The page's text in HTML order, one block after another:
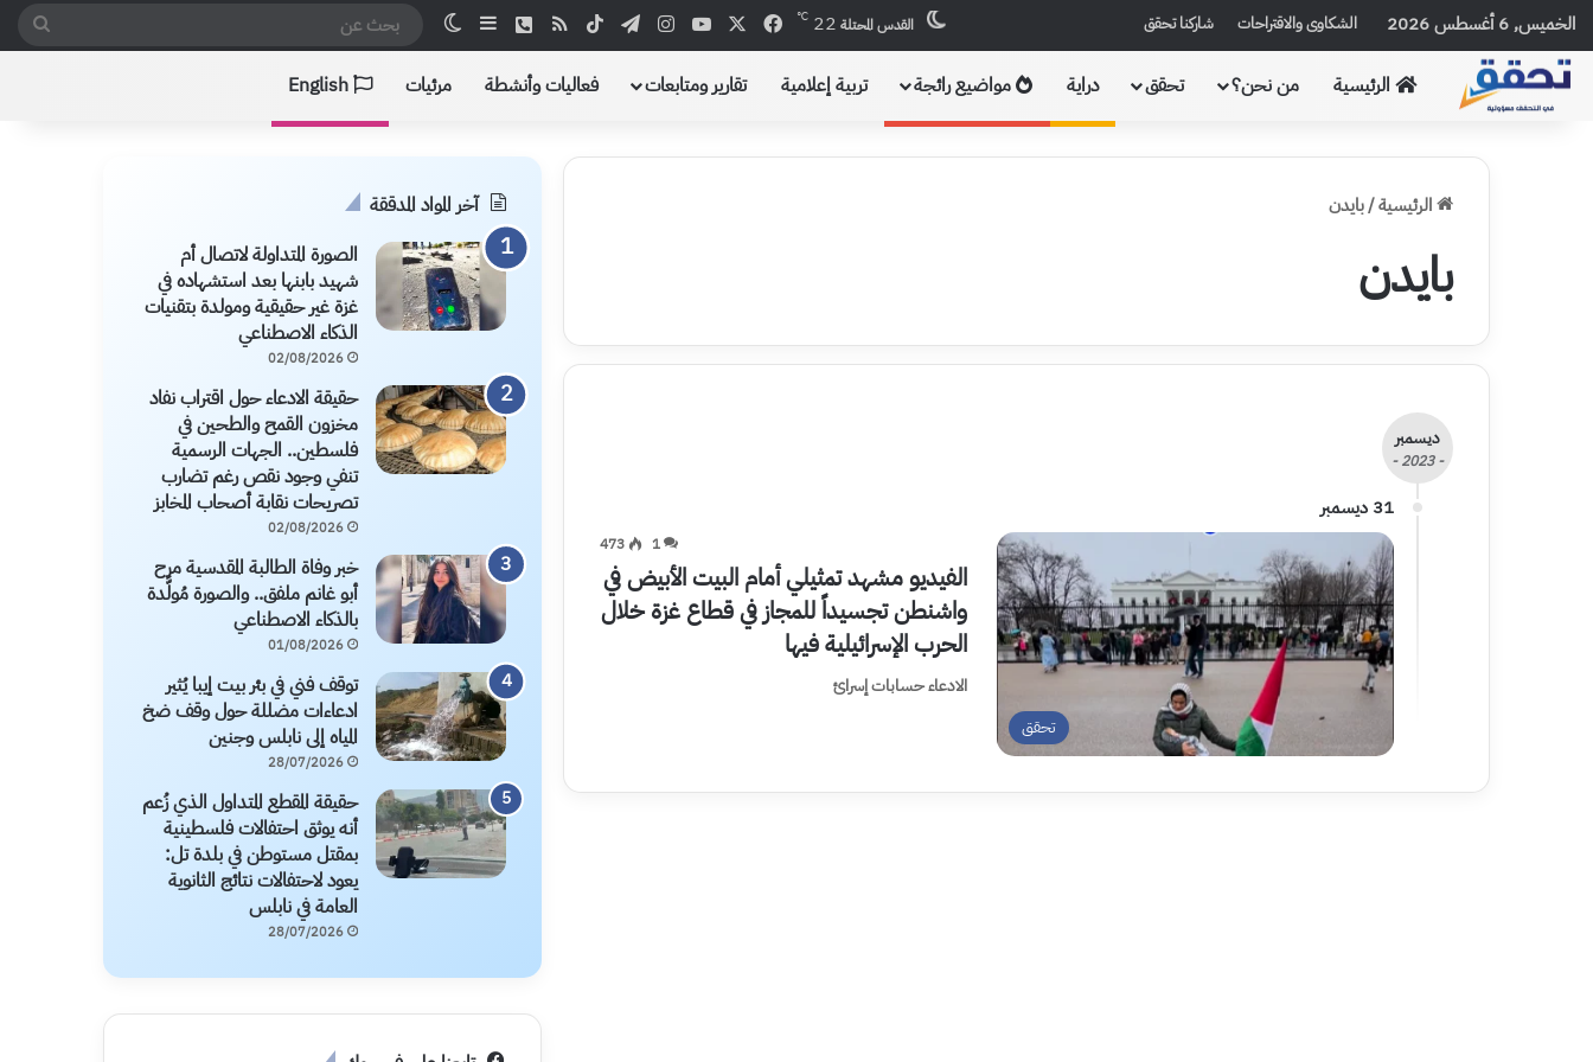
الخميس, 6 أغسطس 2026 الشكاوى والاقتراحات شاركنا تحقق القدس المحتلة 22
℃ فيسبوك يوتيوب انستقرامتيلقرام ‫TikTok ملخص الموقع RSS
هاتف إضافة عمود جانبي
الوضع المظلم
الرئيسية من نحن؟ تحقق دراية مواضيع رائجة تربية إعلامية تقارير ومتابعات فعاليات وأنشطة مرئيات
الرئيسية/بايدن
بايدن
ديسمبر
- 2023 -
31 ديسمبر
تحقق
1
473
الفيديو مشهد تمثيلي أمام البيت الأبيض في
واشنطن تجسيداً للمجاز في قطاع غزة خلال
الحرب الإسرائيلية فيها
الادعاء حسابات إسرائ
آخر المواد المدققة
الصورة المتداولة لاتصال أم
شهيد بابنها بعد استشهاده في
غزة غير حقيقية ومولدة بتقنيات
الذكاء الاصطناعي
02/08/2026
حقيقة الادعاء حول اقتراب نفاد
مخزون القمح والطحين في
فلسطين.. الجهات الرسمية
تنفي وجود نقص رغم تضارب
تصريحات نقابة أصحاب المخابز
02/08/2026
خبر وفاة الطالبة المقدسية مرح
أبو غانم ملفق.. والصورة مُولَّدة
بالذكاء الاصطناعي
01/08/2026
توقف فني في بئر بيت إيبا يُثير
ادعاءات مضللة حول وقف ضخ
المياه إلى نابلس وجنين
28/07/2026
حقيقة المقطع المتداول الذي زُعم
أنه يوثق احتفالات فلسطينية
بمقتل مستوطن في بلدة تل:
يعود لاحتفالات نتائج الثانوية
العامة في نابلس
28/07/2026